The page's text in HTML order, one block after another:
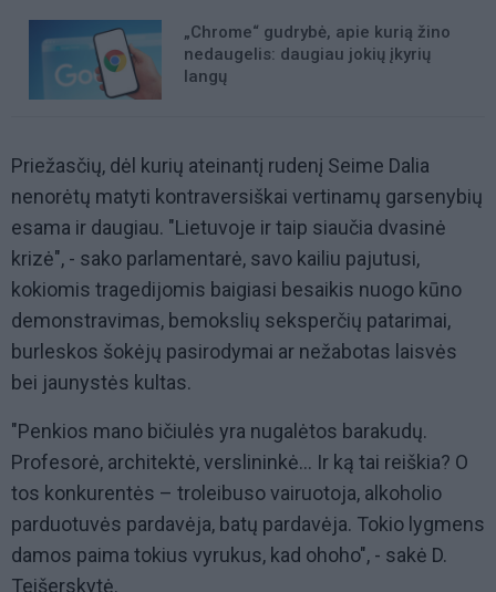
„Chrome“ gudrybė, apie kurią žino
nedaugelis: daugiau jokių įkyrių
langų
Priežasčių, dėl kurių ateinantį rudenį Seime Dalia
nenorėtų matyti kontraversiškai vertinamų garsenybių
esama ir daugiau. "Lietuvoje ir taip siaučia dvasinė
krizė", - sako parlamentarė, savo kailiu pajutusi,
kokiomis tragedijomis baigiasi besaikis nuogo kūno
demonstravimas, bemokslių seksperčių patarimai,
burleskos šokėjų pasirodymai ar nežabotas laisvės
bei jaunystės kultas.
"Penkios mano bičiulės yra nugalėtos barakudų.
Profesorė, architektė, verslininkė... Ir ką tai reiškia? O
tos konkurentės – troleibuso vairuotoja, alkoholio
parduotuvės pardavėja, batų pardavėja. Tokio lygmens
damos paima tokius vyrukus, kad ohoho", - sakė D.
Teišerskytė.